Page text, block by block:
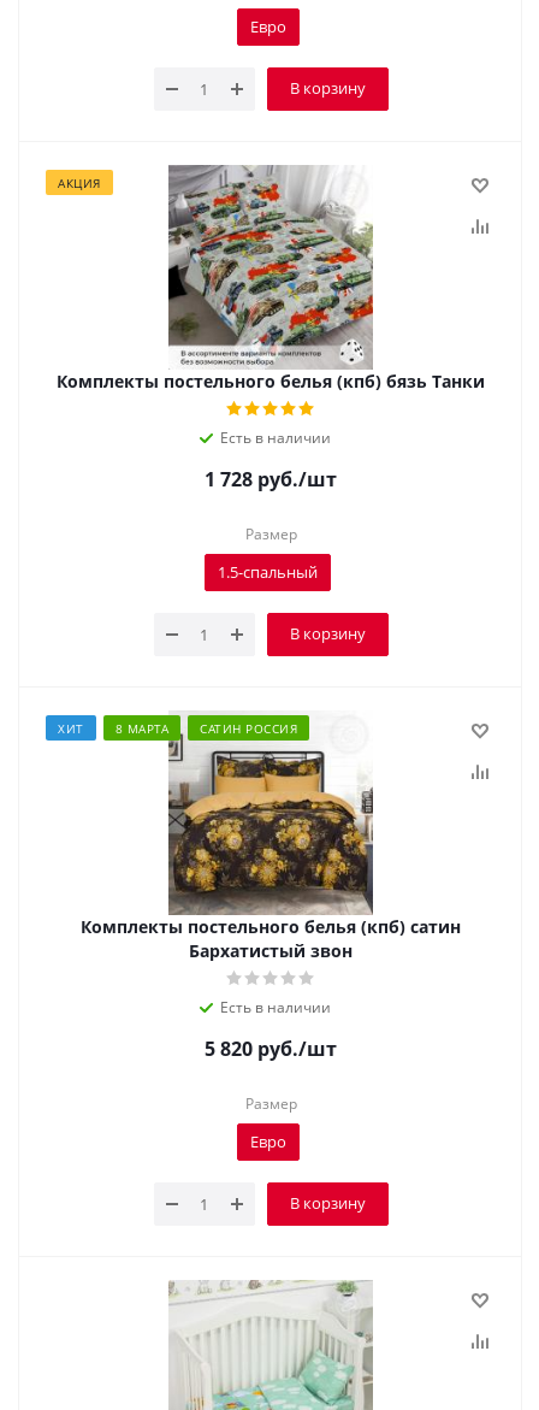
Евро
В корзину
АКЦИЯ
Комплекты постельного белья (кпб) бязь Танки
Есть в наличии
1 728 руб./шт
Размер
1.5-спальный
В корзину
ХИТ 8 МАРТА САТИН РОССИЯ
Комплекты постельного белья (кпб) сатин
Бархатистый звон
Есть в наличии
5 820 руб./шт
Размер
Евро
В корзину